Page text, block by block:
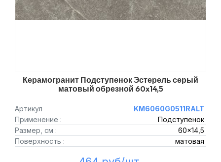
Керамогранит Подступенок Эстерель серый
матовый обрезной 60x14,5
Артикул
KM6060G0511RALT
Применение :
Подступенок
Размер, см :
60x14,5
Поверхность :
матовая